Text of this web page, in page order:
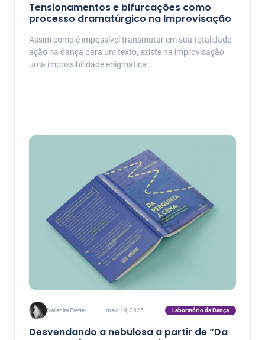
Tensionamentos e bifurcações como
processo dramatúrgico na Improvisação
Assim como é impossível transmutar em sua totalidade
ação na dança para um texto, existe na improvisação
uma impossibilidade enigmática ...
Nailanita Prette maio 19, 2025 Laboratório da Dança
Desvendando a nebulosa a partir de “Da